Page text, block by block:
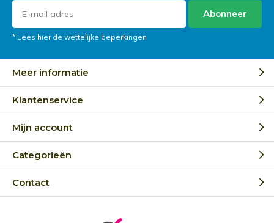
Abonneer
* Lees hier de wettelijke beperkingen
Meer informatie
Klantenservice
Mijn account
Categorieën
Contact